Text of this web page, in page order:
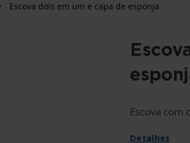
Escova dois em um e capa de esponja
Escova com
Detalhes